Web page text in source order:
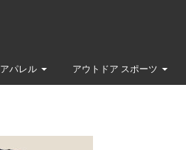
アパレル アウトドア スポーツ